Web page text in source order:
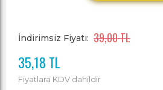
İndirimsiz Fiyatı: 39,00 TL
35,18 TL
Fiyatlara KDV dahildir